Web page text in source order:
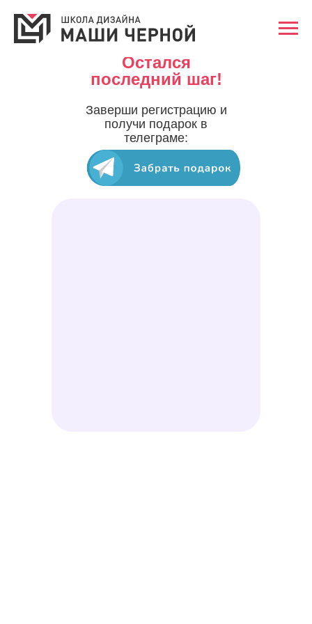
Остался
последний шаг!
Заверши регистрацию и
получи подарок в
телеграме: